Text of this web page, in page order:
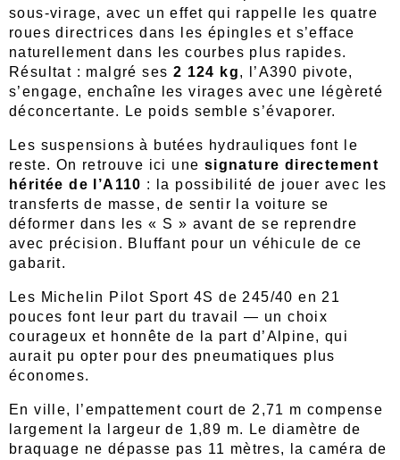
sous-virage, avec un effet qui rappelle les quatre
roues directrices dans les épingles et s’efface
naturellement dans les courbes plus rapides.
Résultat : malgré ses 2 124 kg, l’A390 pivote,
s’engage, enchaîne les virages avec une légèreté
déconcertante. Le poids semble s’évaporer.
Les suspensions à butées hydrauliques font le
reste. On retrouve ici une signature directement
héritée de l’A110 : la possibilité de jouer avec les
transferts de masse, de sentir la voiture se
déformer dans les « S » avant de se reprendre
avec précision. Bluffant pour un véhicule de ce
gabarit.
Les Michelin Pilot Sport 4S de 245/40 en 21
pouces font leur part du travail — un choix
courageux et honnête de la part d’Alpine, qui
aurait pu opter pour des pneumatiques plus
économes.
En ville, l’empattement court de 2,71 m compense
largement la largeur de 1,89 m. Le diamètre de
braquage ne dépasse pas 11 mètres, la caméra de